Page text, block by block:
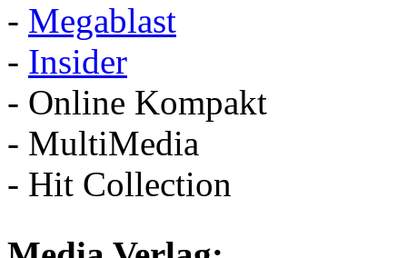
- Megablast
- Insider
- Online Kompakt
- MultiMedia
- Hit Collection